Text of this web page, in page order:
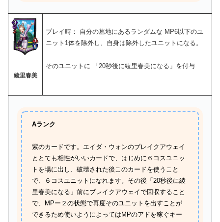
綾里春美
プレイ時： 自分の墓地にあるランダムな MP6以下のユ
ニット1体を除外し、 自身は除外したユニットになる。
そのユニットに 「20秒後に綾里春美になる」を付与
Aランク
紫のカードです。エイダ・ウォンのブレイクアウェイ
ととても相性がいいカードで、はじめに６コスユニッ
トを場に出し、破壊された後このカードを使うこと
で、６コスユニットになれます。その後「20秒後に綾
里春美になる」前にブレイクアウェイで回収すること
で、MPー２の状態で再度そのユニットを出すことが
できるため使いようによってはMPのアドを稼ぐキー